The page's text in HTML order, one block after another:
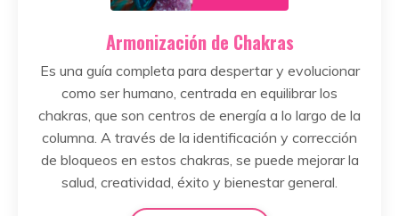
Armonización de Chakras
Es una guía completa para despertar y evolucionar
como ser humano, centrada en equilibrar los
chakras, que son centros de energía a lo largo de la
columna. A través de la identificación y corrección
de bloqueos en estos chakras, se puede mejorar la
salud, creatividad, éxito y bienestar general.